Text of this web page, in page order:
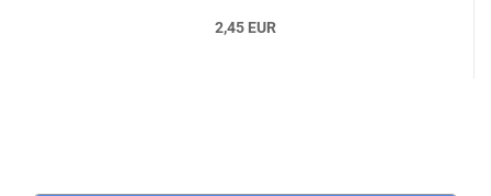
2,45 EUR